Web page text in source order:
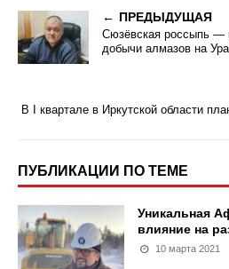
ПРЕДЫДУЩАЯ
Сюзёвская россыпь —
добычи алмазов на
В I квартале в Иркутской области
ПУБЛИКАЦИИ ПО ТЕМЕ
Уникальная
влияние на
10 марта 2021